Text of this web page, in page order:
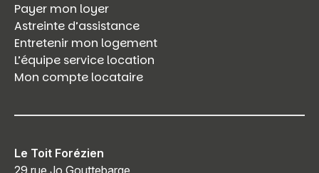
Payer mon loyer
Astreinte d’assistance
Entretenir mon logement
L’équipe service location
Mon compte locataire
Le Toit Forézien